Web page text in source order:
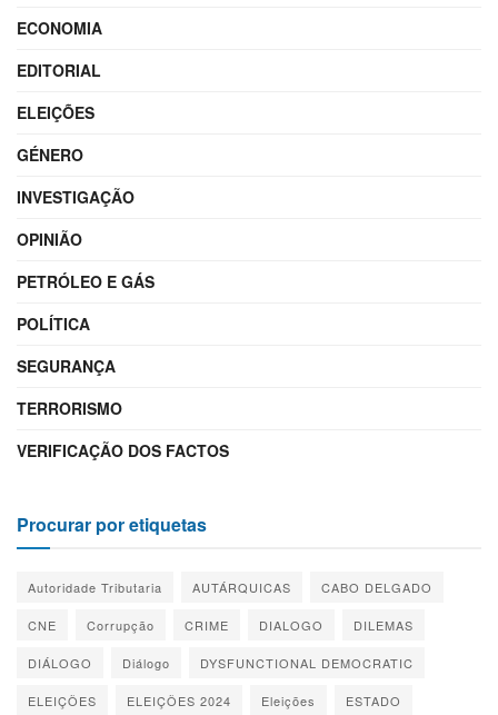
ECONOMIA
EDITORIAL
ELEIÇÕES
GÉNERO
INVESTIGAÇÃO
OPINIÃO
PETRÓLEO E GÁS
POLÍTICA
SEGURANÇA
TERRORISMO
VERIFICAÇÃO DOS FACTOS
Procurar por etiquetas
Autoridade Tributaria AUTÁRQUICAS CABO DELGADO
CNE Corrupção CRIME DIALOGO DILEMAS
DIÁLOGO Diálogo DYSFUNCTIONAL DEMOCRATIC
ELEIÇÕES ELEIÇÕES 2024 Eleições ESTADO